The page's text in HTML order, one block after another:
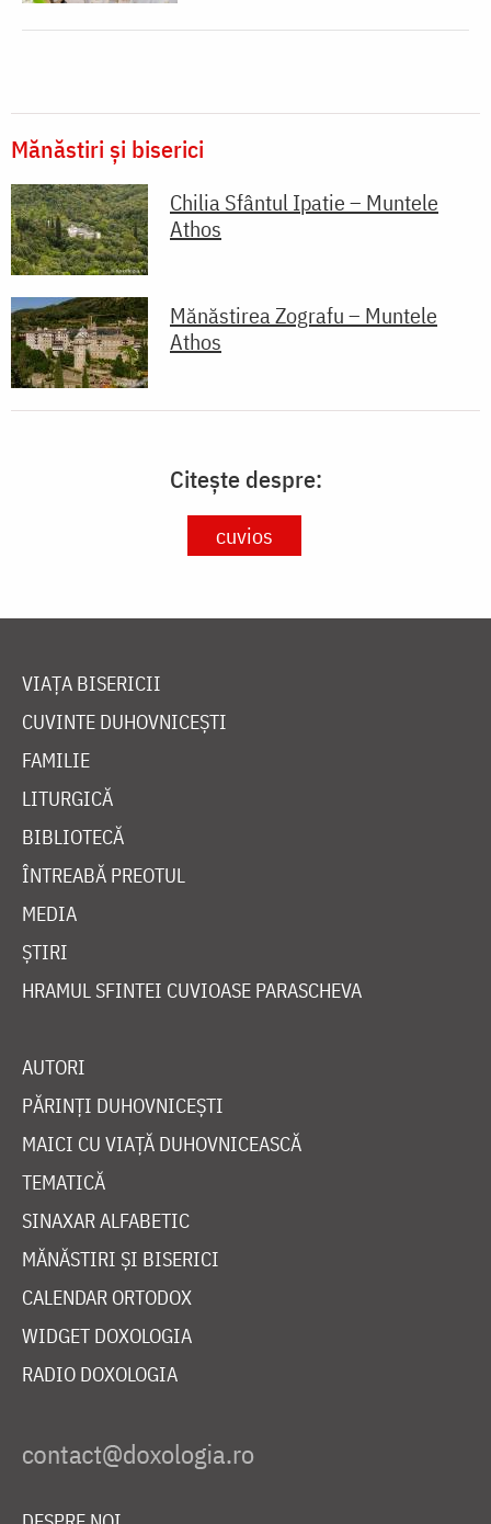
Mănăstiri și biserici
Chilia Sfântul Ipatie – Muntele
Athos
Mănăstirea Zografu – Muntele
Athos
Citește despre:
cuvios
VIAȚA BISERICII
CUVINTE DUHOVNICEȘTI
FAMILIE
LITURGICĂ
BIBLIOTECĂ
ÎNTREABĂ PREOTUL
MEDIA
ȘTIRI
HRAMUL SFINTEI CUVIOASE PARASCHEVA
AUTORI
PĂRINȚI DUHOVNICEȘTI
MAICI CU VIAȚĂ DUHOVNICEASCĂ
TEMATICĂ
SINAXAR ALFABETIC
MĂNĂSTIRI ȘI BISERICI
CALENDAR ORTODOX
WIDGET DOXOLOGIA
RADIO DOXOLOGIA